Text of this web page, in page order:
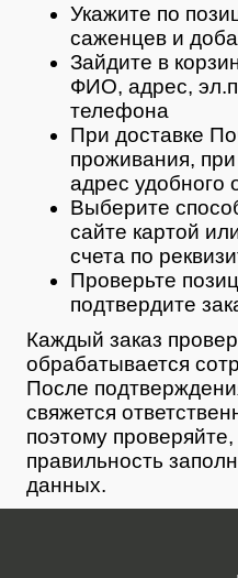
Укажите по
саженцев и
Зайдите в
ФИО, адрес,
телефона
При доставке
проживания,
адрес удобного
Выберите
сайте картой
счета по
Проверьте
подтвердите
Каждый заказ
обрабатывается
После
свяжется
поэтому
правильность
данных.